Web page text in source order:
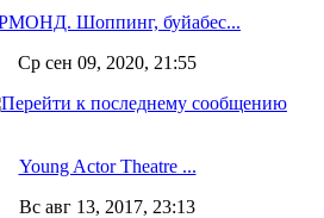
Шоппинг, буйабес...
Ср сен 09, 2020, 21:55
Young Actor Theatre ...
Вс авг 13, 2017, 23:13